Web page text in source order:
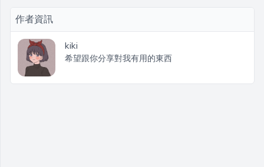
作者資訊
kiki
希望跟你分享對我有用的東西